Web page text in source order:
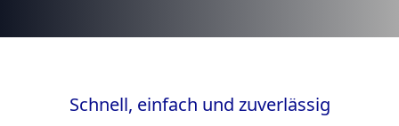
Schnell, einfach und zuverlässig